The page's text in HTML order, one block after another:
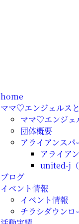
home
ママ♡エンジェルス
ママ♡エンジェ
団体概要
アライアンスパ
アライア
united-j（
ブログ
イベント情報
イベント情報
チラシダウンロ